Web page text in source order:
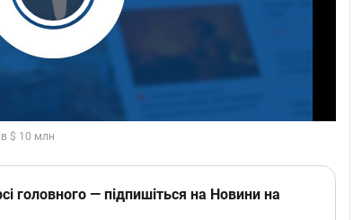
Play Video
головного — підпишіться на Новини на